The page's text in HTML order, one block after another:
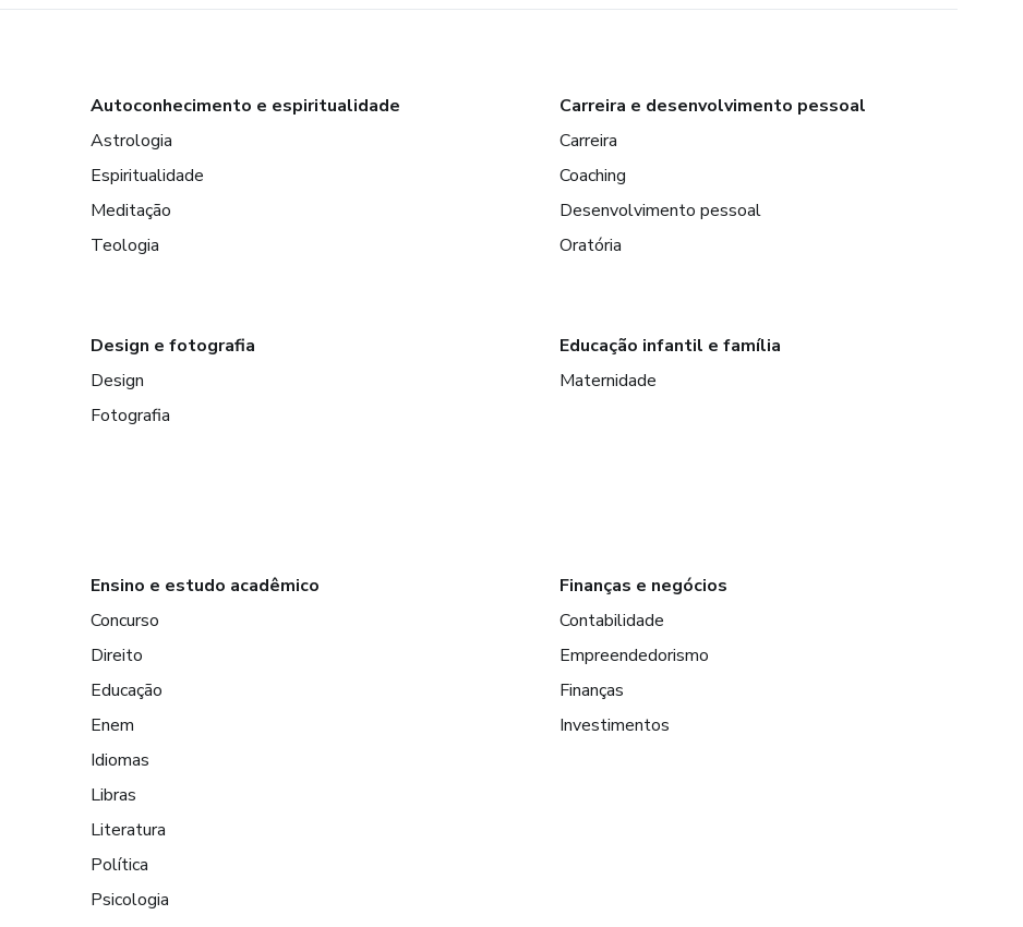
Autoconhecimento e espiritualidade
Astrologia
Espiritualidade
Meditação
Teologia
Carreira e desenvolvimento pessoal
Carreira
Coaching
Desenvolvimento pessoal
Oratória
Design e fotografia
Design
Fotografia
Educação infantil e família
Maternidade
Ensino e estudo acadêmico
Concurso
Direito
Educação
Enem
Idiomas
Libras
Literatura
Política
Psicologia
Finanças e negócios
Contabilidade
Empreendedorismo
Finanças
Investimentos